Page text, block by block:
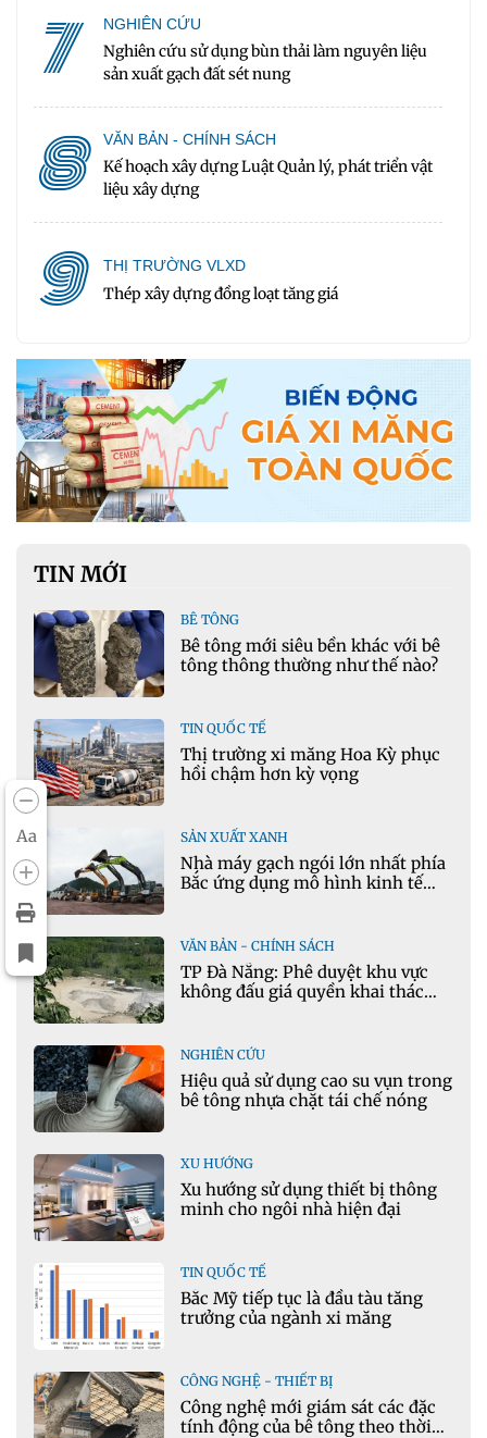
Aa
7 NGHIÊN CỨU
Nghiên cứu sử dụng bùn thải làm nguyên liệu
sản xuất gạch đất sét nung
8 VĂN BẢN - CHÍNH SÁCH
Kế hoạch xây dựng Luật Quản lý, phát triển vật
liệu xây dựng
9 THỊ TRƯỜNG VLXD
Thép xây dựng đồng loạt tăng giá
TIN MỚI
BÊ TÔNG
Bê tông mới siêu bền khác với bê
tông thông thường như thế nào?
TIN QUỐC TẾ
Thị trường xi măng Hoa Kỳ phục
hồi chậm hơn kỳ vọng
SẢN XUẤT XANH
Nhà máy gạch ngói lớn nhất phía
Bắc ứng dụng mô hình kinh tế
VĂN BẢN - CHÍNH SÁCH
TP Đà Nẵng: Phê duyệt khu vực
không đấu giá quyền khai thác
NGHIÊN CỨU
Hiệu quả sử dụng cao su vụn trong
bê tông nhựa chặt tái chế nóng
XU HƯỚNG
Xu hướng sử dụng thiết bị thông
minh cho ngôi nhà hiện đại
TIN QUỐC TẾ
Bắc Mỹ tiếp tục là đầu tàu tăng
trưởng của ngành xi măng
CÔNG NGHỆ - THIẾT BỊ
Công nghệ mới giám sát các đặc
tính động của bê tông theo thời